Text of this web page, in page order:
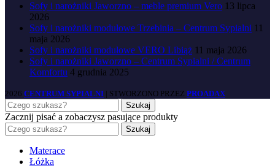
Sofy i narożniki Jaworzno – meble premium Vero 13 lipca
2026
Sofy i narożniki modułowe Trzebinia – Centrum Sypialni 11
maja 2026
Sofy i narożniki modułowe VERO Libiąż 11 maja 2026
Sofy i narożniki Jaworzno – Centrum Sypialni / Centrum
Komfortu 4 grudnia 2025
2026 CENTRUM SYPIALNI | STWORZONO PRZEZ PROADAX
Szukaj
Zacznij pisać a zobaczysz pasujące produkty
Szukaj
Materace
Łóżka